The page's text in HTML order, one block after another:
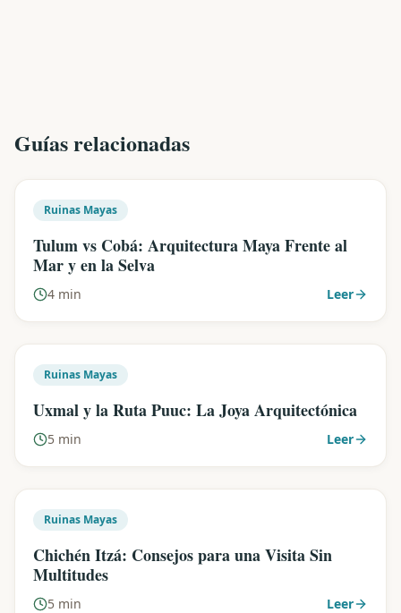
Guías relacionadas
Ruinas Mayas
Tulum vs Cobá: Arquitectura Maya Frente al
Mar y en la Selva
4 min Leer
Ruinas Mayas
Uxmal y la Ruta Puuc: La Joya Arquitectónica
5 min Leer
Ruinas Mayas
Chichén Itzá: Consejos para una Visita Sin
Multitudes
5 min Leer